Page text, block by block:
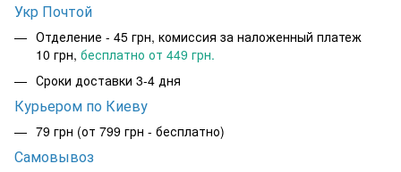
Укр Почтой
Отделение - 45 грн, комиссия за наложенный платеж
10 грн, бесплатно от 449 грн.
Сроки доставки 3-4 дня
Курьером по Киеву
79 грн (от 799 грн - бесплатно)
Самовывоз